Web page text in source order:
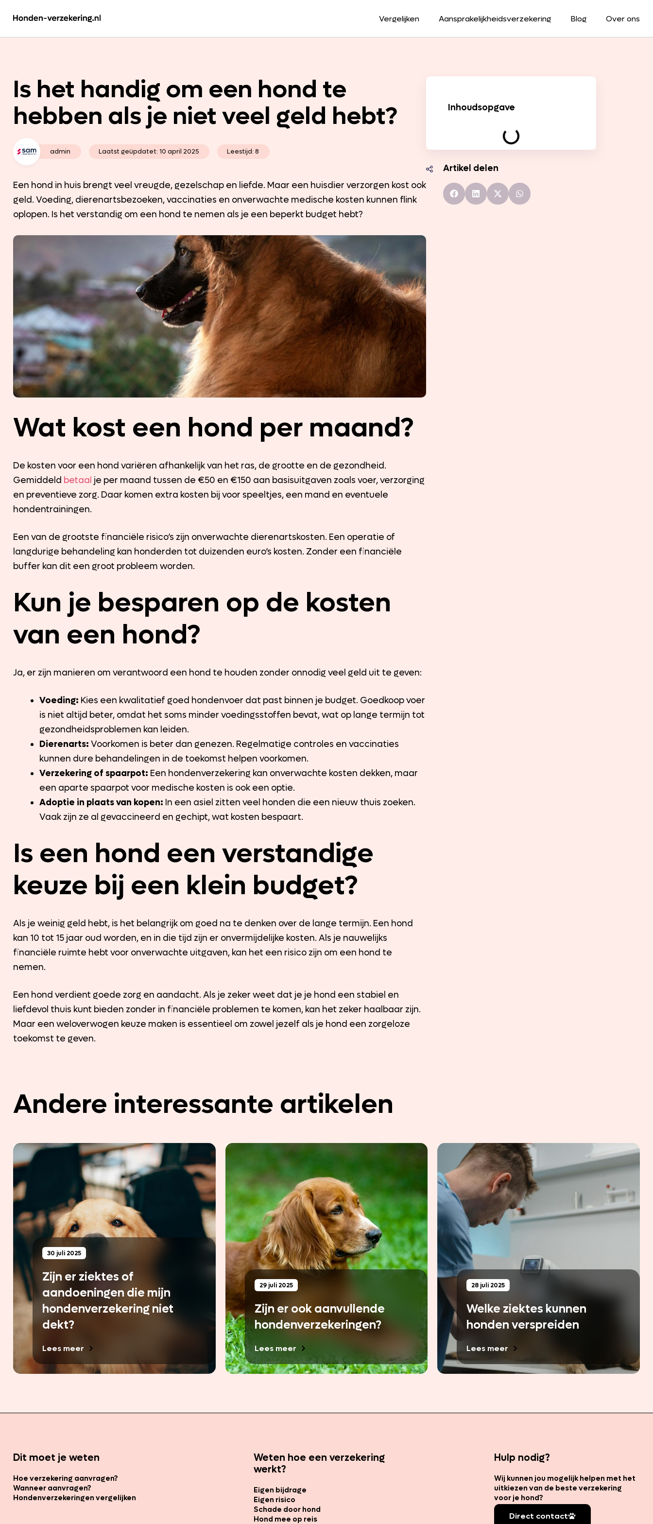
Vergelijken Aansprakelijkheidsverzekering Blog Over ons
Is het handig om een hond te
hebben als je niet veel geld hebt?
admin Laatst geüpdatet: 10 april 2025 Leestijd: 8
Een hond in huis brengt veel vreugde, gezelschap en liefde. Maar een huisdier verzorgen kost ook
geld. Voeding, dierenartsbezoeken, vaccinaties en onverwachte medische kosten kunnen flink
oplopen. Is het verstandig om een hond te nemen als je een beperkt budget hebt?
Wat kost een hond per maand?
De kosten voor een hond variëren afhankelijk van het ras, de grootte en de gezondheid.
Gemiddeld betaal je per maand tussen de €50 en €150 aan basisuitgaven zoals voer, verzorging
en preventieve zorg. Daar komen extra kosten bij voor speeltjes, een mand en eventuele
hondentrainingen.
Een van de grootste financiële risico’s zijn onverwachte dierenartskosten. Een operatie of
langdurige behandeling kan honderden tot duizenden euro’s kosten. Zonder een financiële
buffer kan dit een groot probleem worden.
Kun je besparen op de kosten
van een hond?
Ja, er zijn manieren om verantwoord een hond te houden zonder onnodig veel geld uit te geven:
Voeding: Kies een kwalitatief goed hondenvoer dat past binnen je budget. Goedkoop voer
is niet altijd beter, omdat het soms minder voedingsstoffen bevat, wat op lange termijn tot
gezondheidsproblemen kan leiden.
Dierenarts: Voorkomen is beter dan genezen. Regelmatige controles en vaccinaties
kunnen dure behandelingen in de toekomst helpen voorkomen.
Verzekering of spaarpot: Een hondenverzekering kan onverwachte kosten dekken, maar
een aparte spaarpot voor medische kosten is ook een optie.
Adoptie in plaats van kopen: In een asiel zitten veel honden die een nieuw thuis zoeken.
Vaak zijn ze al gevaccineerd en gechipt, wat kosten bespaart.
Is een hond een verstandige
keuze bij een klein budget?
Als je weinig geld hebt, is het belangrijk om goed na te denken over de lange termijn. Een hond
kan 10 tot 15 jaar oud worden, en in die tijd zijn er onvermijdelijke kosten. Als je nauwelijks
financiële ruimte hebt voor onverwachte uitgaven, kan het een risico zijn om een hond te
nemen.
Een hond verdient goede zorg en aandacht. Als je zeker weet dat je je hond een stabiel en
liefdevol thuis kunt bieden zonder in financiële problemen te komen, kan het zeker haalbaar zijn.
Maar een weloverwogen keuze maken is essentieel om zowel jezelf als je hond een zorgeloze
toekomst te geven.
Inhoudsopgave
Artikel delen
Andere interessante artikelen
30 juli 2025
Zijn er ziektes of
aandoeningen die mijn
hondenverzekering niet
dekt?
Lees meer
29 juli 2025
Zijn er ook aanvullende
hondenverzekeringen?
Lees meer
28 juli 2025
Welke ziektes kunnen
honden verspreiden
Lees meer
Dit moet je weten
Hoe verzekering aanvragen?
Wanneer aanvragen?
Hondenverzekeringen vergelijken
Weten hoe een verzekering
werkt?
Eigen bijdrage
Eigen risico
Schade door hond
Hond mee op reis
Hulp nodig?
Wij kunnen jou mogelijk helpen met het
uitkiezen van de beste verzekering
voor je hond?
Direct contact